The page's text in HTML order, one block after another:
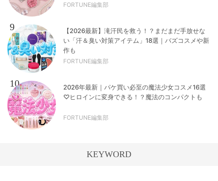
FORTUNE編集部
9
【2026最新】滝汗民を救う！？まだまだ手放せな
い「汗＆臭い対策アイテム」18選｜バズコスメや新
作も
FORTUNE編集部
10
2026年最新｜パケ買い必至の魔法少女コスメ16選
♡ヒロインに変身できる！？魔法のコンパクトも
FORTUNE編集部
KEYWORD